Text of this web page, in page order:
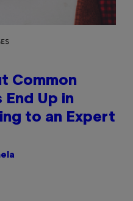
Common
End Up in
to an Expert